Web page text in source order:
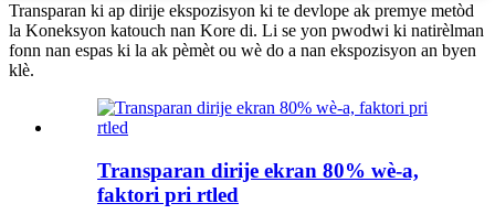
Transparan ki ap dirije ekspozisyon ki te devlope ak premye metòd
la Koneksyon katouch nan Kore di. Li se yon pwodwi ki natirèlman
fonn nan espas ki la ak pèmèt ou wè do a nan ekspozisyon an byen
klè.
Transparan dirije ekran 80% wè-a,
faktori pri rtled